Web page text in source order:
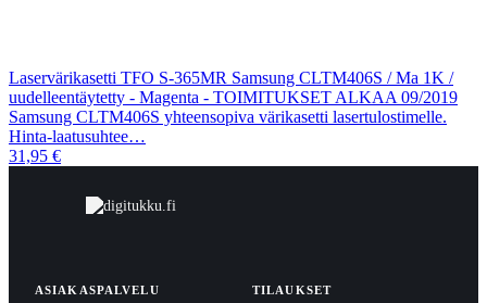
Laservärikasetti TFO S-365MR Samsung CLTM406S / Ma 1K /
uudelleentäytetty - Magenta - TOIMITUKSET ALKAA 09/2019
Samsung CLTM406S yhteensopiva värikasetti lasertulostimelle.
Hinta-laatusuhtee…
31,95 €
ASIAKASPALVELU TILAUKSET